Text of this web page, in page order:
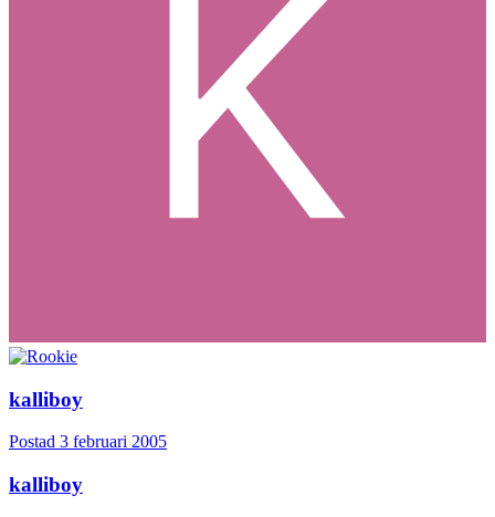
kalliboy
Postad 3 februari 2005
kalliboy